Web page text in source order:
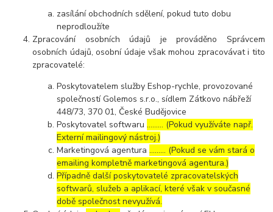
zasílání obchodních sdělení, pokud tuto dobu
neprodloužíte
Zpracování osobních údajů je prováděno Správcem
osobních údajů, osobní údaje však mohou zpracovávat i tito
zpracovatelé:
Poskytovatelem služby Eshop-rychle, provozované
společností Golemos s.r.o., sídlem Zátkovo nábřeží
448/73, 370 01, České Budějovice
Poskytovatel softwaru……… (Pokud využíváte např.
Externí mailingový nástroj.)
Marketingová agentura……… (Pokud se vám stará o
emailing kompletně marketingová agentura.)
Případně další poskytovatelé zpracovatelských
softwarů, služeb a aplikací, které však v současné
době společnost nevyužívá.